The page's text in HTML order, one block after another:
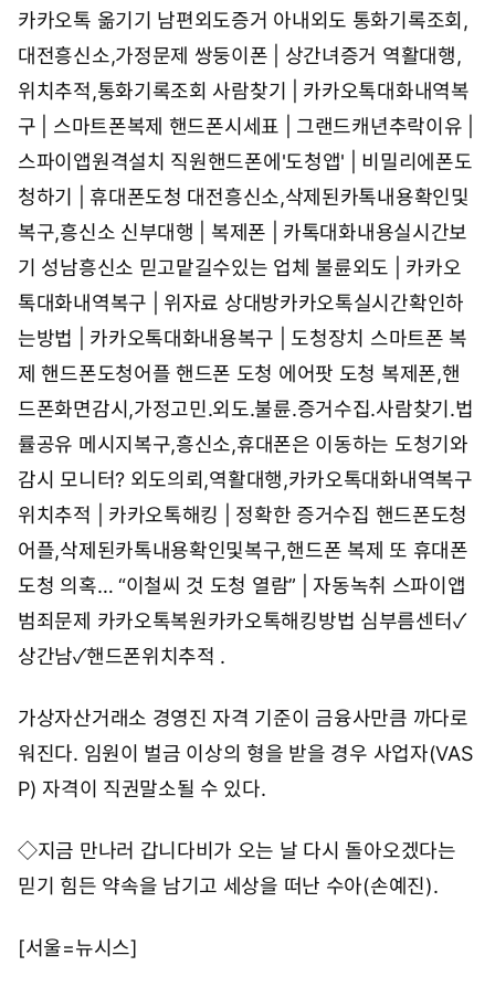
카카오톡 옮기기 남편외도증거 아내외도 통화기록조회,
대전흥신소,가정문제
쌍둥이폰 | 상간녀증거 역활대행,
위치추적,통화기록조회 사람찾기 | 카카오톡대화내역복
구 | 스마트폰복제 핸드폰시세표 | 그랜드캐년추락이유 |
스파이앱원격설치 직원핸드폰에'도청앱' | 비밀리에폰도
청하기 | 휴대폰도청 대전흥신소,삭제된카톡내용확인및
복구,흥신소 신부대행 | 복제폰 | 카톡대화내용실시간보
기 성남흥신소 믿고맡길수있는 업체 불륜외도 | 카카오
톡대화내역복구 | 위자료 상대방카카오톡실시간확인하
는방법 | 카카오톡대화내용복구 | 도청장치 스마트폰 복
제 핸드폰도청어플 핸드폰 도청 에어팟 도청 복제폰,핸
드폰화면감시,가정고민.외도.불륜.증거수집.사람찾기.법
률공유 메시지복구,흥신소,휴대폰은 이동하는 도청기와
감시 모니터? 외도의뢰,역활대행,카카오톡대화내역복구
위치추적 | 카카오톡해킹 | 정확한 증거수집 핸드폰도청
어플,삭제된카톡내용확인및복구,핸드폰 복제 또 휴대폰
도청 의혹… “이철씨 것 도청 열람” | 자동녹취 스파이앱
범죄문제 카카오톡복원카카오톡해킹방법 심부름센터✓
상간남✓핸드폰위치추적 .
가상자산거래소 경영진 자격 기준이 금융사만큼 까다로
워진다. 임원이 벌금 이상의 형을 받을 경우 사업자(VAS
P) 자격이 직권말소될 수 있다.
◇지금 만나러 갑니다비가 오는 날 다시 돌아오겠다는
믿기 힘든 약속을 남기고 세상을 떠난 수아(손예진).
[서울=뉴시스]